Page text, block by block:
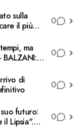
sulla
il più
0
ma
0
di
0
futuro:
Lipsia".
0